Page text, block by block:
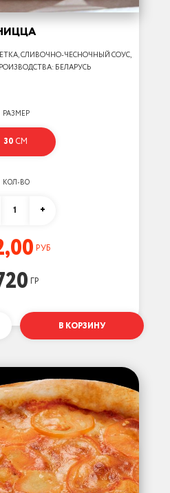
СЛИВОЧНО-ЧЕСНОЧНЫЙ СОУС,
БЕЛАРУСЬ
РАЗМЕР
30 СМ
КОЛ-ВО
1 +
РУБ
ГР
В КОРЗИНУ